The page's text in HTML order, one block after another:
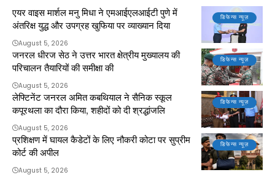
डिफेन्स न्यूज़
एयर वाइस मार्शल मनु मिधा ने एमआईएलआईटी पुणे में
अंतरिक्ष युद्ध और उपग्रह खुफिया पर व्याख्यान दिया
August 5, 2026
डिफेन्स न्यूज़
जनरल धीरज सेठ ने उत्तर भारत क्षेत्रीय मुख्यालय की
परिचालन तैयारियों की समीक्षा की
August 5, 2026
डिफेन्स न्यूज़
लेफ्टिनेंट जनरल अमित कबथियाल ने सैनिक स्कूल
कपूरथला का दौरा किया, शहीदों को दी श्रद्धांजलि
August 5, 2026
डिफेन्स न्यूज़
प्रशिक्षण में घायल कैडेटों के लिए नौकरी कोटा पर सुप्रीम
कोर्ट की अपील
August 5, 2026